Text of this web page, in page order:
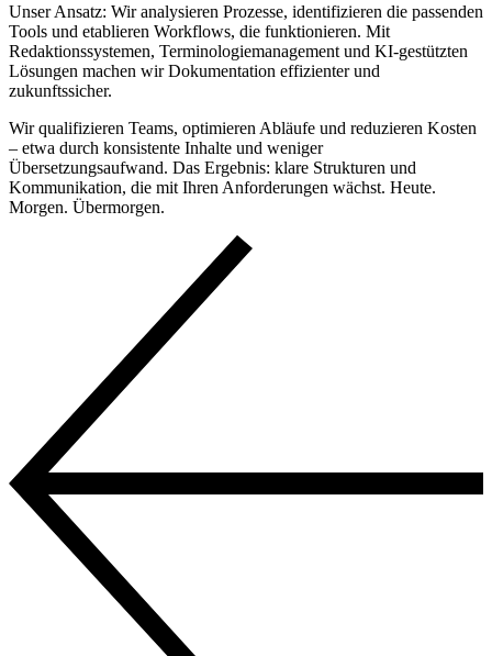
Unser Ansatz: Wir analysieren Prozesse, identifizieren die passenden
Tools und etablieren Workflows, die funktionieren. Mit
Redaktionssystemen, Terminologiemanagement und KI-gestützten
Lösungen machen wir Dokumentation effizienter und
zukunftssicher.
Wir qualifizieren Teams, optimieren Abläufe und reduzieren Kosten
– etwa durch konsistente Inhalte und weniger
Übersetzungsaufwand. Das Ergebnis: klare Strukturen und
Kommunikation, die mit Ihren Anforderungen wächst. Heute.
Morgen. Übermorgen.